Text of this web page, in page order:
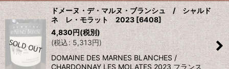
ドメーヌ・デ・マルヌ・ブランシュ / シャルド
ネ レ・モラット 2023 [6408]
4,830円(税別)
(税込: 5,313円)
DOMAINE DES MARNES BLANCHES /
CHARDONNAY LES MOLATES 2023 フランス